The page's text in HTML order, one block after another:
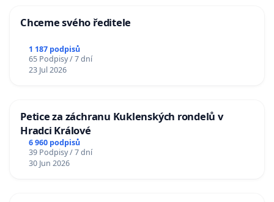
Chceme svého ředitele
1 187 podpisů
65 Podpisy / 7 dní
23 Jul 2026
Petice za záchranu Kuklenských rondelů v
Hradci Králové
6 960 podpisů
39 Podpisy / 7 dní
30 Jun 2026